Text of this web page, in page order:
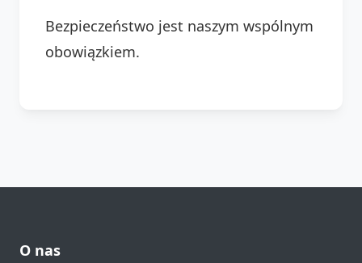
Bezpieczeństwo jest naszym wspólnym
obowiązkiem.
O nas